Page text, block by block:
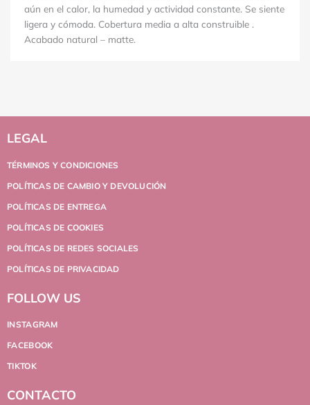
aún en el calor, la humedad y actividad constante. Se siente
ligera y cómoda. Cobertura media a alta construible .
Acabado natural – matte.
LEGAL
TÉRMINOS Y CONDICIONES
POLÍTICAS DE CAMBIO Y DEVOLUCIÓN
POLÍTICAS DE ENTREGA
POLÍTICAS DE COOKIES
POLÍTICAS DE REDES SOCIALES
POLÍTICAS DE PRIVACIDAD
FOLLOW US
INSTAGRAM
FACEBOOK
TIKTOK
CONTACTO